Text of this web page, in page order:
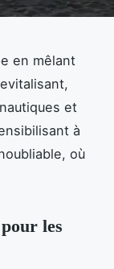
en mêlant
et
à
où
les